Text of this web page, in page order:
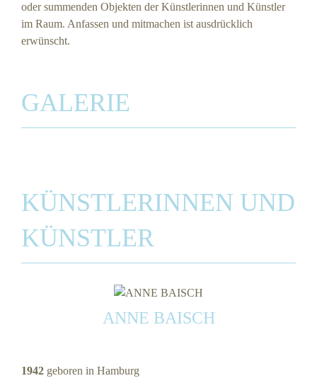
oder summenden Objekten der Künstlerinnen und Künstler
im Raum. Anfassen und mitmachen ist ausdrücklich
erwünscht.
GALERIE
KÜNSTLERINNEN UND
KÜNSTLER
ANNE BAISCH
1942 geboren in Hamburg